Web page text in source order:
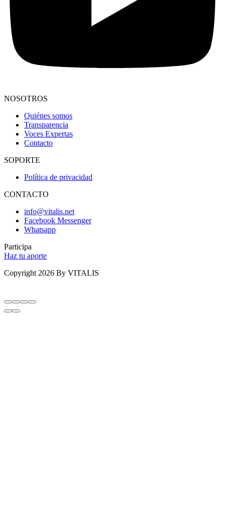
NOSOTROS
Quiénes somos
Transparencia
Voces Expertas
Contacto
SOPORTE
Política de privacidad
CONTACTO
info@vitalis.net
Facebook Messenger
Whatsapp
Participa
Haz tu aporte
Copyright 2026 By VITALIS